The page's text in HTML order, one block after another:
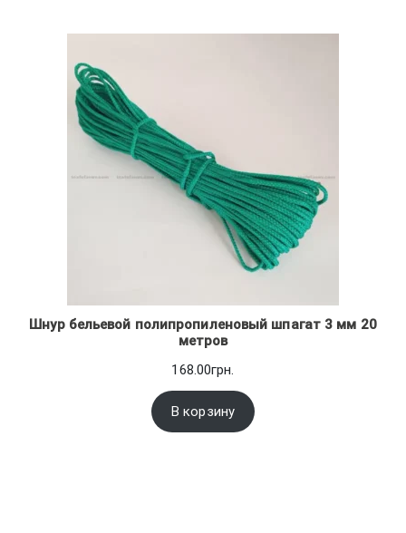
Шнур бельевой полипропиленовый шпагат 3 мм 20
метров
168.00грн.
В корзину